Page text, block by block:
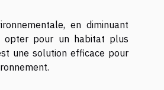
en diminuant
opter pour un habitat plus
une solution efficace pour